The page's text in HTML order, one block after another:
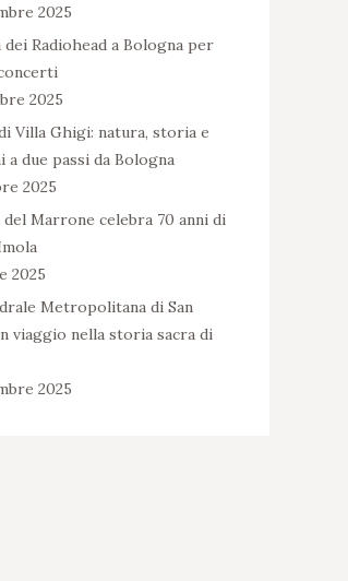
2025
dei Radiohead a Bologna per
2025
Villa Ghigi: natura, storia e
a due passi da Bologna
2025
del Marrone celebra 70 anni di
2025
Metropolitana di San
viaggio nella storia sacra di
2025